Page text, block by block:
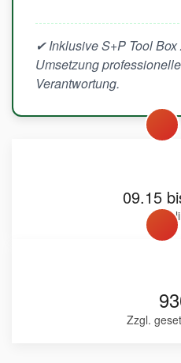
✔ Inklusive S+P Tool
Umsetzung
Verantwortung.
09.15
Zzgl.